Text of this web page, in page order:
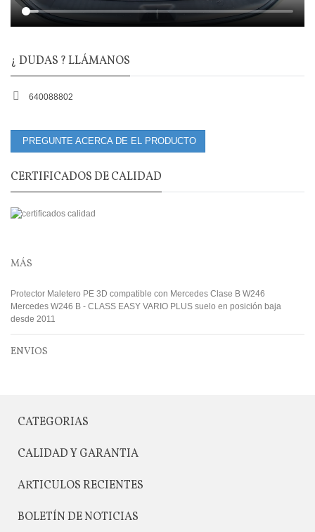
¿ DUDAS ? LLÁMANOS
640088802
PREGUNTE ACERCA DE EL PRODUCTO
CERTIFICADOS DE CALIDAD
MÁS
Protector Maletero PE 3D compatible con Mercedes Clase B W246
Mercedes W246 B - CLASS EASY VARIO PLUS suelo en posición baja
desde 2011
ENVIOS
CATEGORIAS
CALIDAD Y GARANTIA
ARTICULOS RECIENTES
BOLETÍN DE NOTICIAS